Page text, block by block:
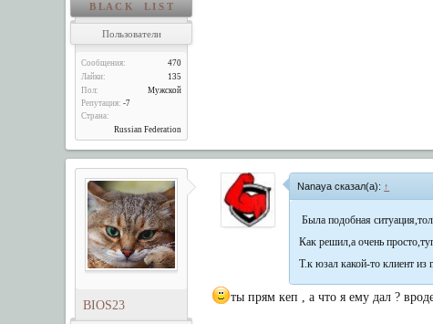
B L A C K L I S T
Пользователи
Сообщения:
470
Лайки:
135
Пол:
Мужской
Репутация: -7
Страна:
Russian Federation
BIOS23
Nanaya сказал(а): ↑
Была подобная
Как решил,а очень
Т.к юзал какой-то клиент из
ты прям кеп , а что я ему дал ?